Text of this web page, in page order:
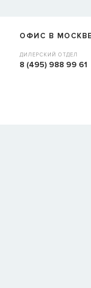
заявку и мы сообщим
ОФИС В
ДИЛЕРСКИЙ ОТДЕЛ
8 (495) 988 99 61